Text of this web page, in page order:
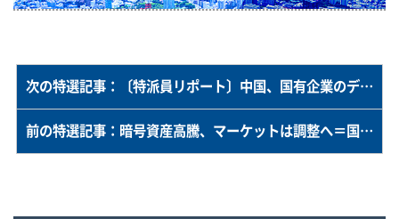
次の特選記事：〔特派員リポート〕中国、国有企業のデフォルト急増
前の特選記事：暗号資産高騰、マーケットは調整へ＝国際通貨研究所・志波氏